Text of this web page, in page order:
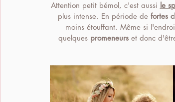
Attention petit bémol, c'est aussi le
plus intense. En période de fortes
moins étouffant. Même si
quelques promeneurs et donc